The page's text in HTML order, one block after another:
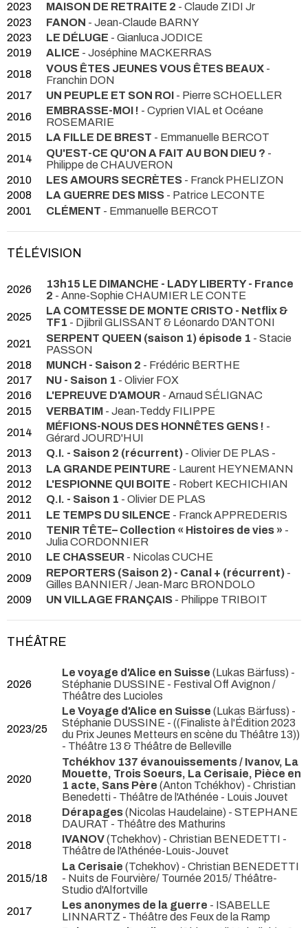
2023
MAISON DE RETRAITE 2 - Claude ZIDI Jr
2023
FANON - Jean-Claude BARNY
2023
LE DÉLUGE - Gianluca JODICE
2019
ALICE - Joséphine MACKERRAS
2018
VOUS ÊTES JEUNES VOUS ÊTES BEAUX -
Franchin DON
2017
UN PEUPLE ET SON ROI - Pierre SCHOELLER
2016
EMBRASSE-MOI ! - Cyprien VIAL et Océane
ROSEMARIE
2015
LA FILLE DE BREST - Emmanuelle BERCOT
2014
QU'EST-CE QU'ON A FAIT AU BON DIEU ? -
Philippe de CHAUVERON
2010
LES AMOURS SECRÈTES - Franck PHELIZON
2008
LA GUERRE DES MISS - Patrice LECONTE
2001
CLÉMENT - Emmanuelle BERCOT
TÉLÉVISION
2026
13h15 LE DIMANCHE - LADY LIBERTY - France
2 - Anne-Sophie CHAUMIER LE CONTE
2025
LA COMTESSE DE MONTE CRISTO - Netflix &
TF1 - Djibril GLISSANT & Léonardo D'ANTONI
2021
SERPENT QUEEN (saison 1) épisode 1 - Stacie
PASSON
2018
MUNCH - Saison 2 - Frédéric BERTHE
2017
NU - Saison 1 - Olivier FOX
2016
L'EPREUVE D'AMOUR - Arnaud SÉLIGNAC
2015
VERBATIM - Jean-Teddy FILIPPE
2014
MÉFIONS-NOUS DES HONNÊTES GENS ! -
Gérard JOURD'HUI
2013
Q.I. - Saison 2 (récurrent) - Olivier DE PLAS -
2013
LA GRANDE PEINTURE - Laurent HEYNEMANN
2012
L'ESPIONNE QUI BOITE - Robert KECHICHIAN
2012
Q.I. - Saison 1 - Olivier DE PLAS
2011
LE TEMPS DU SILENCE - Franck APPREDERIS
2010
TENIR TÊTE– Collection « Histoires de vies » -
Julia CORDONNIER
2010
LE CHASSEUR - Nicolas CUCHE
2009
REPORTERS (Saison 2) - Canal + (récurrent) -
Gilles BANNIER / Jean-Marc BRONDOLO
2009
UN VILLAGE FRANÇAIS - Philippe TRIBOIT
THÉÂTRE
2026
Le voyage d'Alice en Suisse (Lukas Bärfuss) -
Stéphanie DUSSINE - Festival Off Avignon /
Théâtre des Lucioles
2023/25
Le Voyage d'Alice en Suisse (Lukas Bärfuss) -
Stéphanie DUSSINE - ((Finaliste à l'Édition 2023
du Prix Jeunes Metteurs en scène du Théâtre 13))
- Théâtre 13 & Théâtre de Belleville
2020
Tchékhov 137 évanouissements / Ivanov, La
Mouette, Trois Soeurs, La Cerisaie, Pièce en
1 acte, Sans Père (Anton Tchékhov) - Christian
Benedetti - Théâtre de l'Athénée - Louis Jouvet
2018
Dérapages(Nicolas Haudelaine) - STEPHANE
DAURAT - Théâtre des Mathurins
2018
IVANOV(Tchekhov) - Christian BENEDETTI -
Théâtre de l'Athénée-Louis-Jouvet
2015/18
La Cerisaie (Tchekhov) - Christian BENEDETTI
- Nuits de Fourvière/ Tournée 2015/ Théâtre-
Studio d'Alfortville
2017
Les anonymes de la guerre - ISABELLE
LINNARTZ - Théâtre des Feux de la Ramp